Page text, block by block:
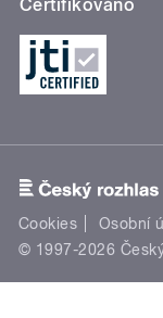
Certifikováno
Cookies Osobní
© 1997-2026